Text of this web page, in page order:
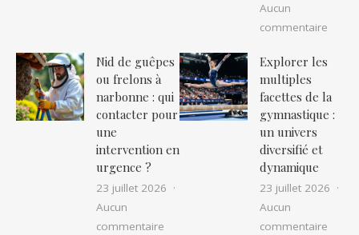
Aucun
commentaire
Nid de guêpes
ou frelons à
narbonne : qui
contacter pour
une
intervention en
urgence ?
23 juillet 2026
Aucun
commentaire sur Nid de guêpes ou frelons à
Explorer les
multiples
facettes de la
gymnastique :
un univers
diversifié et
dynamique
23 juillet 2026
Aucun
commentaire